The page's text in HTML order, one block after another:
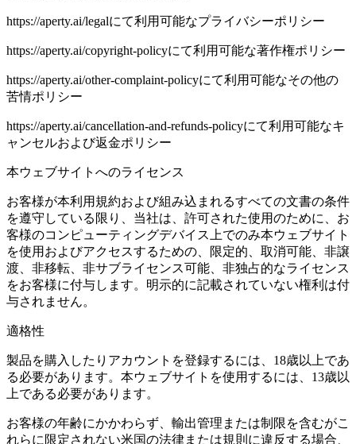
https://aperty.ai/legalにて利用可能なプライバシーポリシー
https://aperty.ai/copyright-policyにて利用可能な著作権ポリシー
https://aperty.ai/other-complaint-policyにて利用可能なその他の
苦情ポリシー
https://aperty.ai/cancellation-and-refunds-policyにて利用可能なキ
ャンセルおよび返金ポリシー
本ウェブサイトへのライセンス
お客様が本利用規約および組み込まれるすべての文書の条件
を遵守している限り、当社は、許可された使用のために、お
客様のコンピューティングデバイス上でのみ本ウェブサイト
を使用およびアクセスするための、限定的、取消可能、非譲
渡、非移転、非サブライセンス可能、非独占的なライセンス
をお客様に付与します。明示的に記載されていない権利は付
与されません。
適格性
製品を購入したりアカウントを登録するには、18歳以上であ
る必要があります。本ウェブサイトを使用するには、13歳以
上である必要があります。
お客様の年齢にかかわらず、輸出管理または制限を含むがこ
れらに限定されない米国の法律または規則に違反する場合、